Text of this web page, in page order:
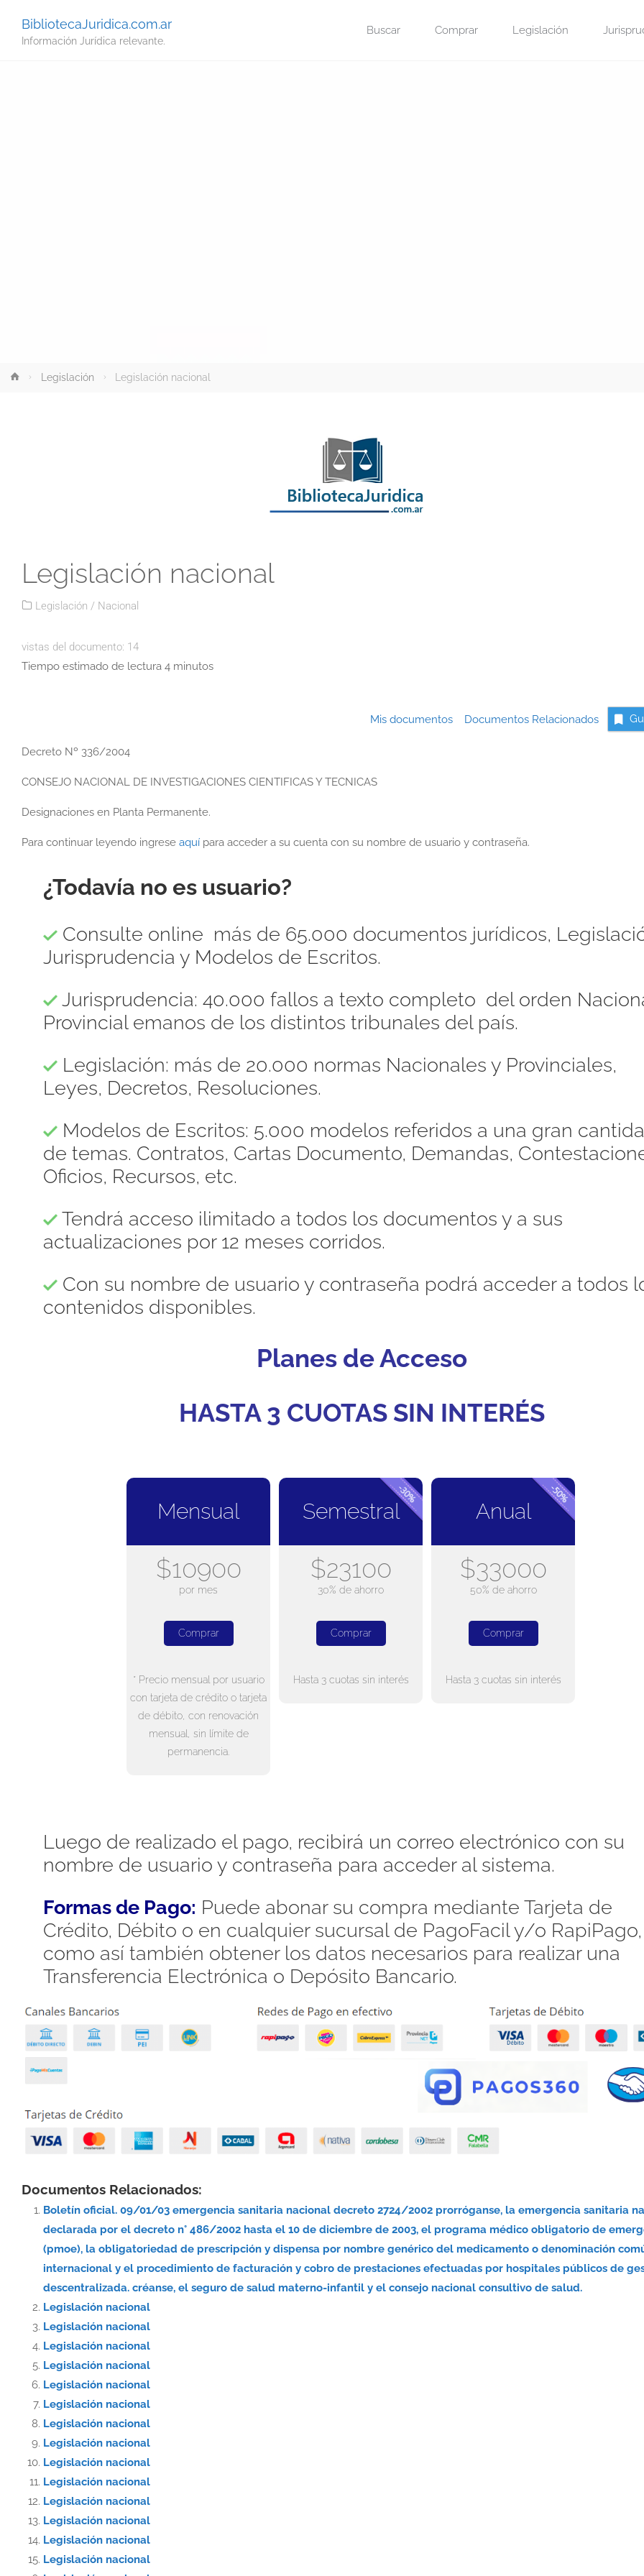
BibliotecaJuridica.com.ar
Información Jurídica relevante.
Buscar Comprar Legislación
Inicio Legislación Legislación nacional
Legislación nacional
Legislación / Nacional
vistas del documento: 14
Tiempo estimado de lectura 4 minutos
Mis documentosDocumentos Relacionados
Decreto Nº 336/2004
CONSEJO NACIONAL DE INVESTIGACIONES CIENTIFICAS Y TECNICAS
Designaciones en Planta Permanente.
Para continuar leyendo ingrese aquí para acceder a su cuenta con su nombre de usuario y contraseña.
¿Todavía no es usuario?
Consulte online más de 65.000 documentos jurídicos,
Jurisprudencia y Modelos de Escritos.
Jurisprudencia: 40.000 fallos a texto completo del orden
Provincial emanos de los distintos tribunales del país.
Legislación: más de 20.000 normas Nacionales y Provinciales,
Leyes, Decretos, Resoluciones.
Modelos de Escritos: 5.000 modelos referidos a una gran
de temas. Contratos, Cartas Documento, Demandas,
Oficios, Recursos, etc.
Tendrá acceso ilimitado a todos los documentos y a sus
actualizaciones por 12 meses corridos.
Con su nombre de usuario y contraseña podrá acceder a todos
contenidos disponibles.
Planes de Acceso
HASTA 3 CUOTAS SIN INTERÉS
Mensual
$10900
por mes
Comprar
* Precio mensual por usuario
con tarjeta de crédito o tarjeta
de débito, con renovación
mensual, sin límite de
permanencia.
Semestral
$23100
30% de ahorro
Comprar
Hasta 3 cuotas sin interés
Anual
$33000
50% de ahorro
Comprar
Hasta 3 cuotas sin interés
Luego de realizado el pago, recibirá un correo electrónico con su
nombre de usuario y contraseña para acceder al sistema.
Formas de Pago: Puede abonar su compra mediante Tarjeta de
Crédito, Débito o en cualquier sucursal de PagoFacil y/o RapiPago,
como así también obtener los datos necesarios para realizar una
Transferencia Electrónica o Depósito Bancario.
Documentos Relacionados:
Boletín oficial. 09/01/03 emergencia sanitaria nacional decreto 2724/2002 prorróganse, la emergencia sanitaria
declarada por el decreto n° 486/2002 hasta el 10 de diciembre de 2003, el programa médico obligatorio de
(pmoe), la obligatoriedad de prescripción y dispensa por nombre genérico del medicamento o denominación
internacional y el procedimiento de facturación y cobro de prestaciones efectuadas por hospitales públicos de
descentralizada. créanse, el seguro de salud materno-infantil y el consejo nacional consultivo de salud.
Legislación nacional
Legislación nacional
Legislación nacional
Legislación nacional
Legislación nacional
Legislación nacional
Legislación nacional
Legislación nacional
Legislación nacional
Legislación nacional
Legislación nacional
Legislación nacional
Legislación nacional
Legislación nacional